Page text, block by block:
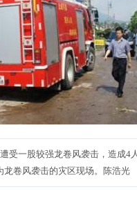
受一股较强龙卷风袭击，造成4
龙卷风袭击的灾区现场。陈浩